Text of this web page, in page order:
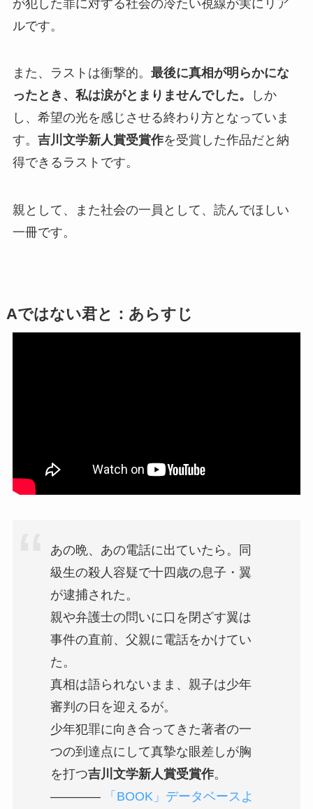
が犯した罪に対する社会の冷たい視線が実にリア
ルです。
また、ラストは衝撃的。 最後に真相が明らかにな
ったとき、私は涙がとまりませんでした。
しか
し、希望の光を感じさせる終わり方となっていま
す。 吉川文学新人賞受賞作を受賞した作品だと納
得できるラストです。
親として、また社会の一員として、読んでほしい
一冊です。
Aではない君と：あらすじ
あの晩、あの電話に出ていたら。同
級生の殺人容疑で十四歳の息子・翼
が逮捕された。
親や弁護士の問いに口を閉ざす翼は
事件の直前、父親に電話をかけてい
た。
真相は語られないまま、親子は少年
審判の日を迎えるが。
少年犯罪に向き合ってきた著者の一
つの到達点にして真摯な眼差しが胸
を打つ吉川文学新人賞受賞作。
――――
「BOOK」データベースよ